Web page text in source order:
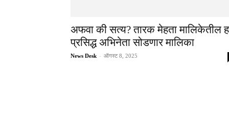
अफवा की सत्य? तारक मेहता मालिकेतील
प्रसिद्ध अभिनेता सोडणार मालिका
News Desk - ऑगस्ट 8, 2025